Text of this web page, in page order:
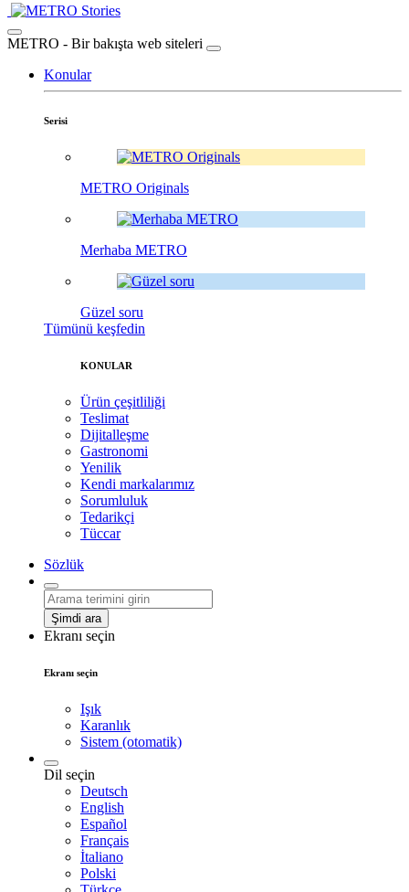
Stories
METRO - Bir bakışta web siteleri
Konular
Serisi
METRO Originals
Merhaba METRO
Güzel soru
Tümünü keşfedin
KONULAR
Ürün çeşitliliği
Teslimat
Dijitalleşme
Gastronomi
Yenilik
Kendi markalarımız
Sorumluluk
Tedarikçi
Tüccar
Sözlük
Şimdi ara
Ekranı seçin
Ekranı seçin
Işık
Karanlık
Sistem (otomatik)
Dil seçin
Deutsch
English
Español
Français
İtaliano
Polski